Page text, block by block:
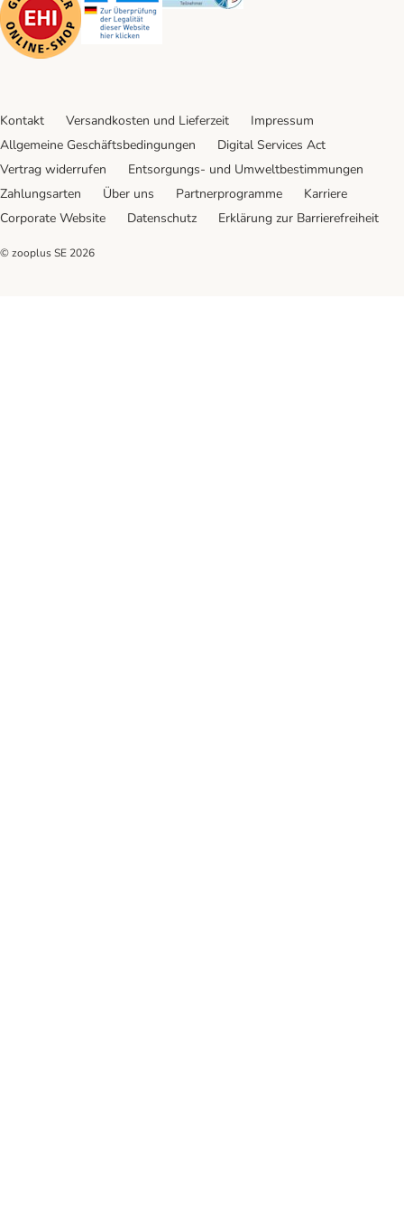
Kontakt Versandkosten und Lieferzeit
Impressum
Allgemeine Geschäftsbedingungen
Digital Services Act
Vertrag widerrufen
Entsorgungs- und Umweltbestimmungen
Zahlungsarten
Über uns Partnerprogramme
Karriere
Corporate Website
Datenschutz Erklärung zur Barrierefreiheit
© zooplus SE 2026